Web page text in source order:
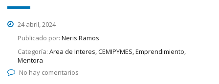
24 abril, 2024
Publicado por: Neris Ramos
Categoría: Area de Interes, CEMIPYMES, Emprendimiento,
Mentora
No hay comentarios